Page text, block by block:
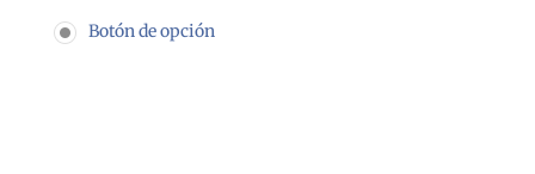
Botón de opción